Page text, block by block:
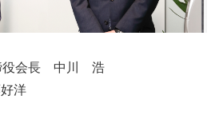
役会長 中川 浩
洋